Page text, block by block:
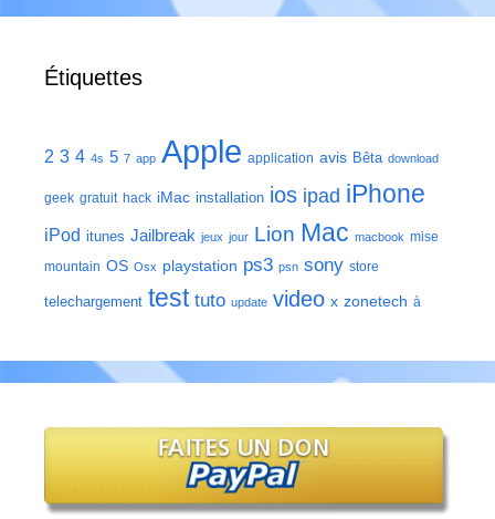
Étiquettes
2 3 4 4s 5 7 app Apple application avis Bêta download
geek gratuit hack iMac installation ios ipad iPhone
iPod itunes Jailbreak jeux jour Lion Mac macbook mise
mountain OS Osx playstation ps3 psn sony store
telechargement test tuto update video x zonetech à